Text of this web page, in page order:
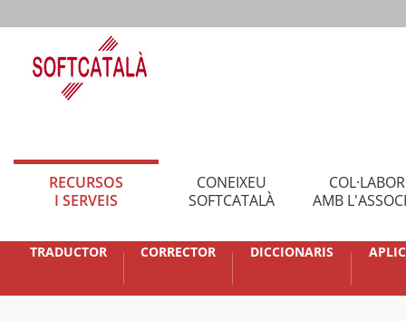
RECURSOS
I SERVEIS
CONEIXEU
SOFTCATALÀ
AMB
TRADUCTOR CORRECTOR DICCIONARIS